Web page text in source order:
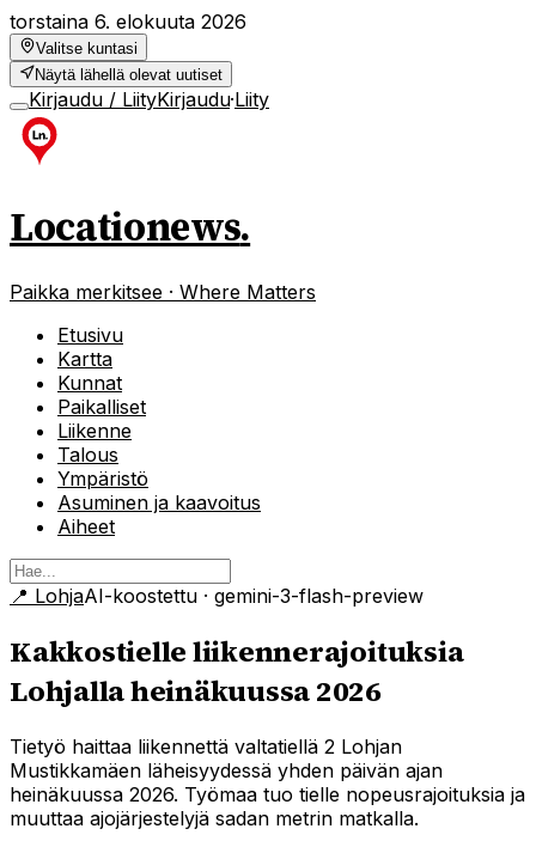
torstaina 6. elokuuta 2026
Valitse kuntasi
Näytä lähellä olevat uutiset
Kirjaudu / LiityKirjaudu·Liity
Locationews.
Paikka merkitsee · Where Matters
Etusivu
Kartta
Kunnat
Paikalliset
Liikenne
Talous
Ympäristö
Asuminen ja kaavoitus
Aiheet
📍 LohjaAI-koostettu · gemini-3-flash-preview
Kakkostielle liikennerajoituksia
Lohjalla heinäkuussa 2026
Tietyö haittaa liikennettä valtatiellä 2 Lohjan
Mustikkamäen läheisyydessä yhden päivän ajan
heinäkuussa 2026. Työmaa tuo tielle nopeusrajoituksia ja
muuttaa ajojärjestelyjä sadan metrin matkalla.